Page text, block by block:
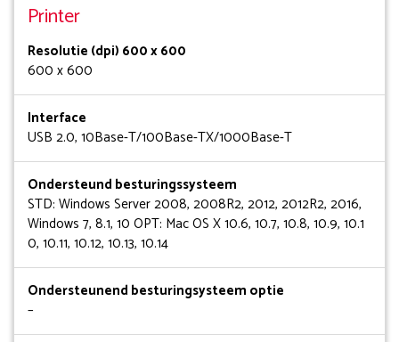
Printer
Resolutie (dpi) 600 x 600
600 x 600
Interface
USB 2.0, 10Base-T/100Base-TX/1000Base-T
Ondersteund besturingssysteem
STD: Windows Server 2008, 2008R2, 2012, 2012R2, 2016,
Windows 7, 8.1, 10 OPT: Mac OS X 10.6, 10.7, 10.8, 10.9, 10.1
0, 10.11, 10.12, 10.13, 10.14
Ondersteunend besturingsysteem optie
–